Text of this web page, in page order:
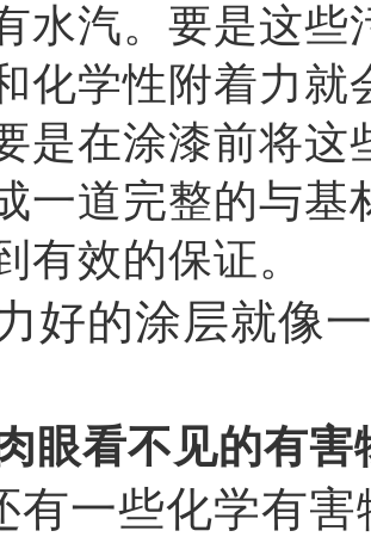
水汽。要是这些
化学性附着力
是在涂漆前将
一道完整的与
有效的保证。
好的涂层就像
眼看不见的有
一些化学有害